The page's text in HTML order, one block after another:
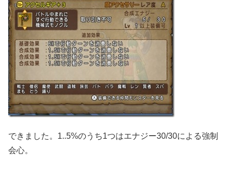
できました。1..5%のうち1つはエナジー30/30による強制
会心。